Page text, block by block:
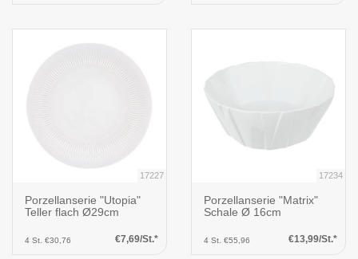
17227
Porzellanserie "Utopia"
Teller flach Ø29cm
4 St. €30,76 €7,69/St.*
17234
Porzellanserie "Matrix"
Schale Ø 16cm
4 St. €55,96 €13,99/St.*